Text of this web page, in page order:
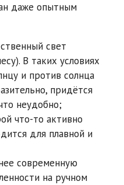
даже опытным
свет
В таких условиях
и против солнца
придётся
неудобно;
что-то активно
для плавной и
современную
на ручном